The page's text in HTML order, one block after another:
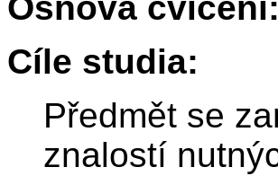
Osnova cvičení:
Cíle studia:
Předmět se
znalostí